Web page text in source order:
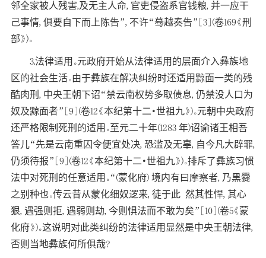
邻全家被人残害,及无主人命, 官吏侵盗系官钱粮, 并一应干
己事情, 俱要自下而上陈告”, 不许“蓦越奏告”[3](卷169《刑
部》)。
3.法律适用。元政府开始从法律适用的层面介入彝族地
区的社会生活。由于彝族在解决纠纷时还适用黥面一类的残
酷肉刑, 中央王朝下诏“禁云南权势多取债息, 仍禁没人口为
奴及黥面者”[9](卷12《本纪第十二·世祖九》)。元朝中央政府
还严格限制死刑的适用。至元二十年(1283 年)诏谕诸王相吾
答儿“先是云南重囚令便宜处决, 恐滥及无辜, 自今凡大辟罪,
仍须待报”[9](卷12《本纪第十二·世祖九》)。排斥了彝族习惯
法中对死刑的任意适用。“(蒙化府) 境内有曰摩察者, 乃黑爨
之别种也。传云昔从蒙化细奴逻来, 徒于此 然其性悍, 其心
狠, 遇强则拒, 遇弱则劫, 今则惧法而不敢为矣”[10](卷5《蒙
化府》)。这说明对此类纠纷的法律适用显然是中央王朝法律,
否则当地彝族何所俱哉?